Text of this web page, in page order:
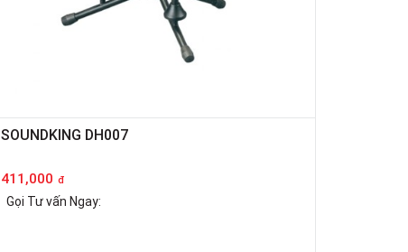
SOUNDKING DH007
411,000 đ
Gọi Tư vấn Ngay: